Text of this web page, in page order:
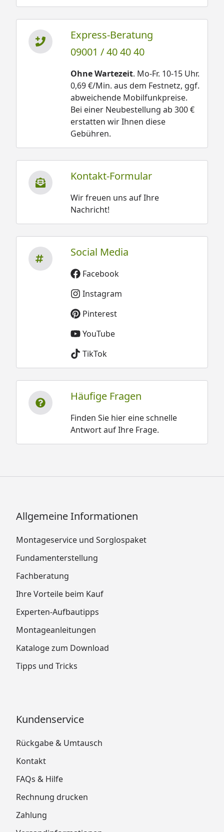
Express-Beratung
09001 / 40 40 40
Ohne Wartezeit. Mo-Fr. 10-15 Uhr.
0,69 €/Min. aus dem Festnetz, ggf.
abweichende Mobilfunkpreise.
Bei einer Neubestellung ab 300 €
erstatten wir Ihnen diese
Gebühren.
Kontakt-Formular
Wir freuen uns auf Ihre
Nachricht!
Social Media
Facebook
Instagram
Pinterest
YouTube
TikTok
Häufige Fragen
Finden Sie hier eine schnelle
Antwort auf Ihre Frage.
Allgemeine Informationen
Montageservice und Sorglospaket
Fundamenterstellung
Fachberatung
Ihre Vorteile beim Kauf
Experten-Aufbautipps
Montageanleitungen
Kataloge zum Download
Tipps und Tricks
Kundenservice
Rückgabe & Umtausch
Kontakt
FAQs & Hilfe
Rechnung drucken
Zahlung